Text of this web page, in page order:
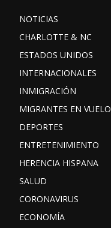
NOTICIAS
CHARLOTTE & NC
ESTADOS UNIDOS
INTERNACIONALES
INMIGRACIÓN
MIGRANTES EN VUELO
DEPORTES
ENTRETENIMIENTO
HERENCIA HISPANA
SALUD
CORONAVIRUS
ECONOMÍA